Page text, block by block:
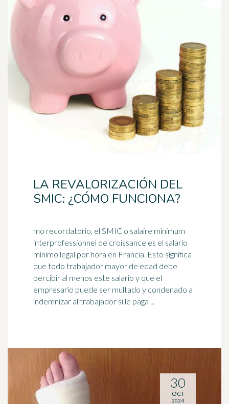
LA REVALORIZACIÓN DEL
SMIC: ¿CÓMO FUNCIONA?
mo recordatorio, el SMIC o salaire minimum
interprofessionnel de croissance es el salario
mínimo legal por hora en Francia. Esto significa
que todo trabajador mayor de edad debe
percibir al menos este salario y que el
empresario puede ser multado y condenado a
indemnizar al trabajador si le paga ...
30
OCT
2024